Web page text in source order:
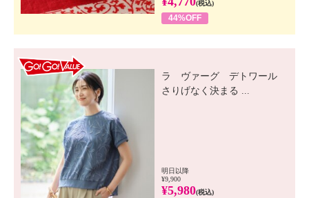
(税込)
44%OFF
ラ ヴァーグ デトワール
さりげなく決まる ...
明日以降
¥9,900
¥5,980(税込)